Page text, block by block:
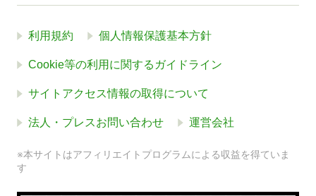
利用規約 個人情報保護基本方針
Cookie等の利用に関するガイドライン
サイトアクセス情報の取得について
法人・プレスお問い合わせ 運営会社
※本サイトはアフィリエイトプログラムによる収益を得ていま
す